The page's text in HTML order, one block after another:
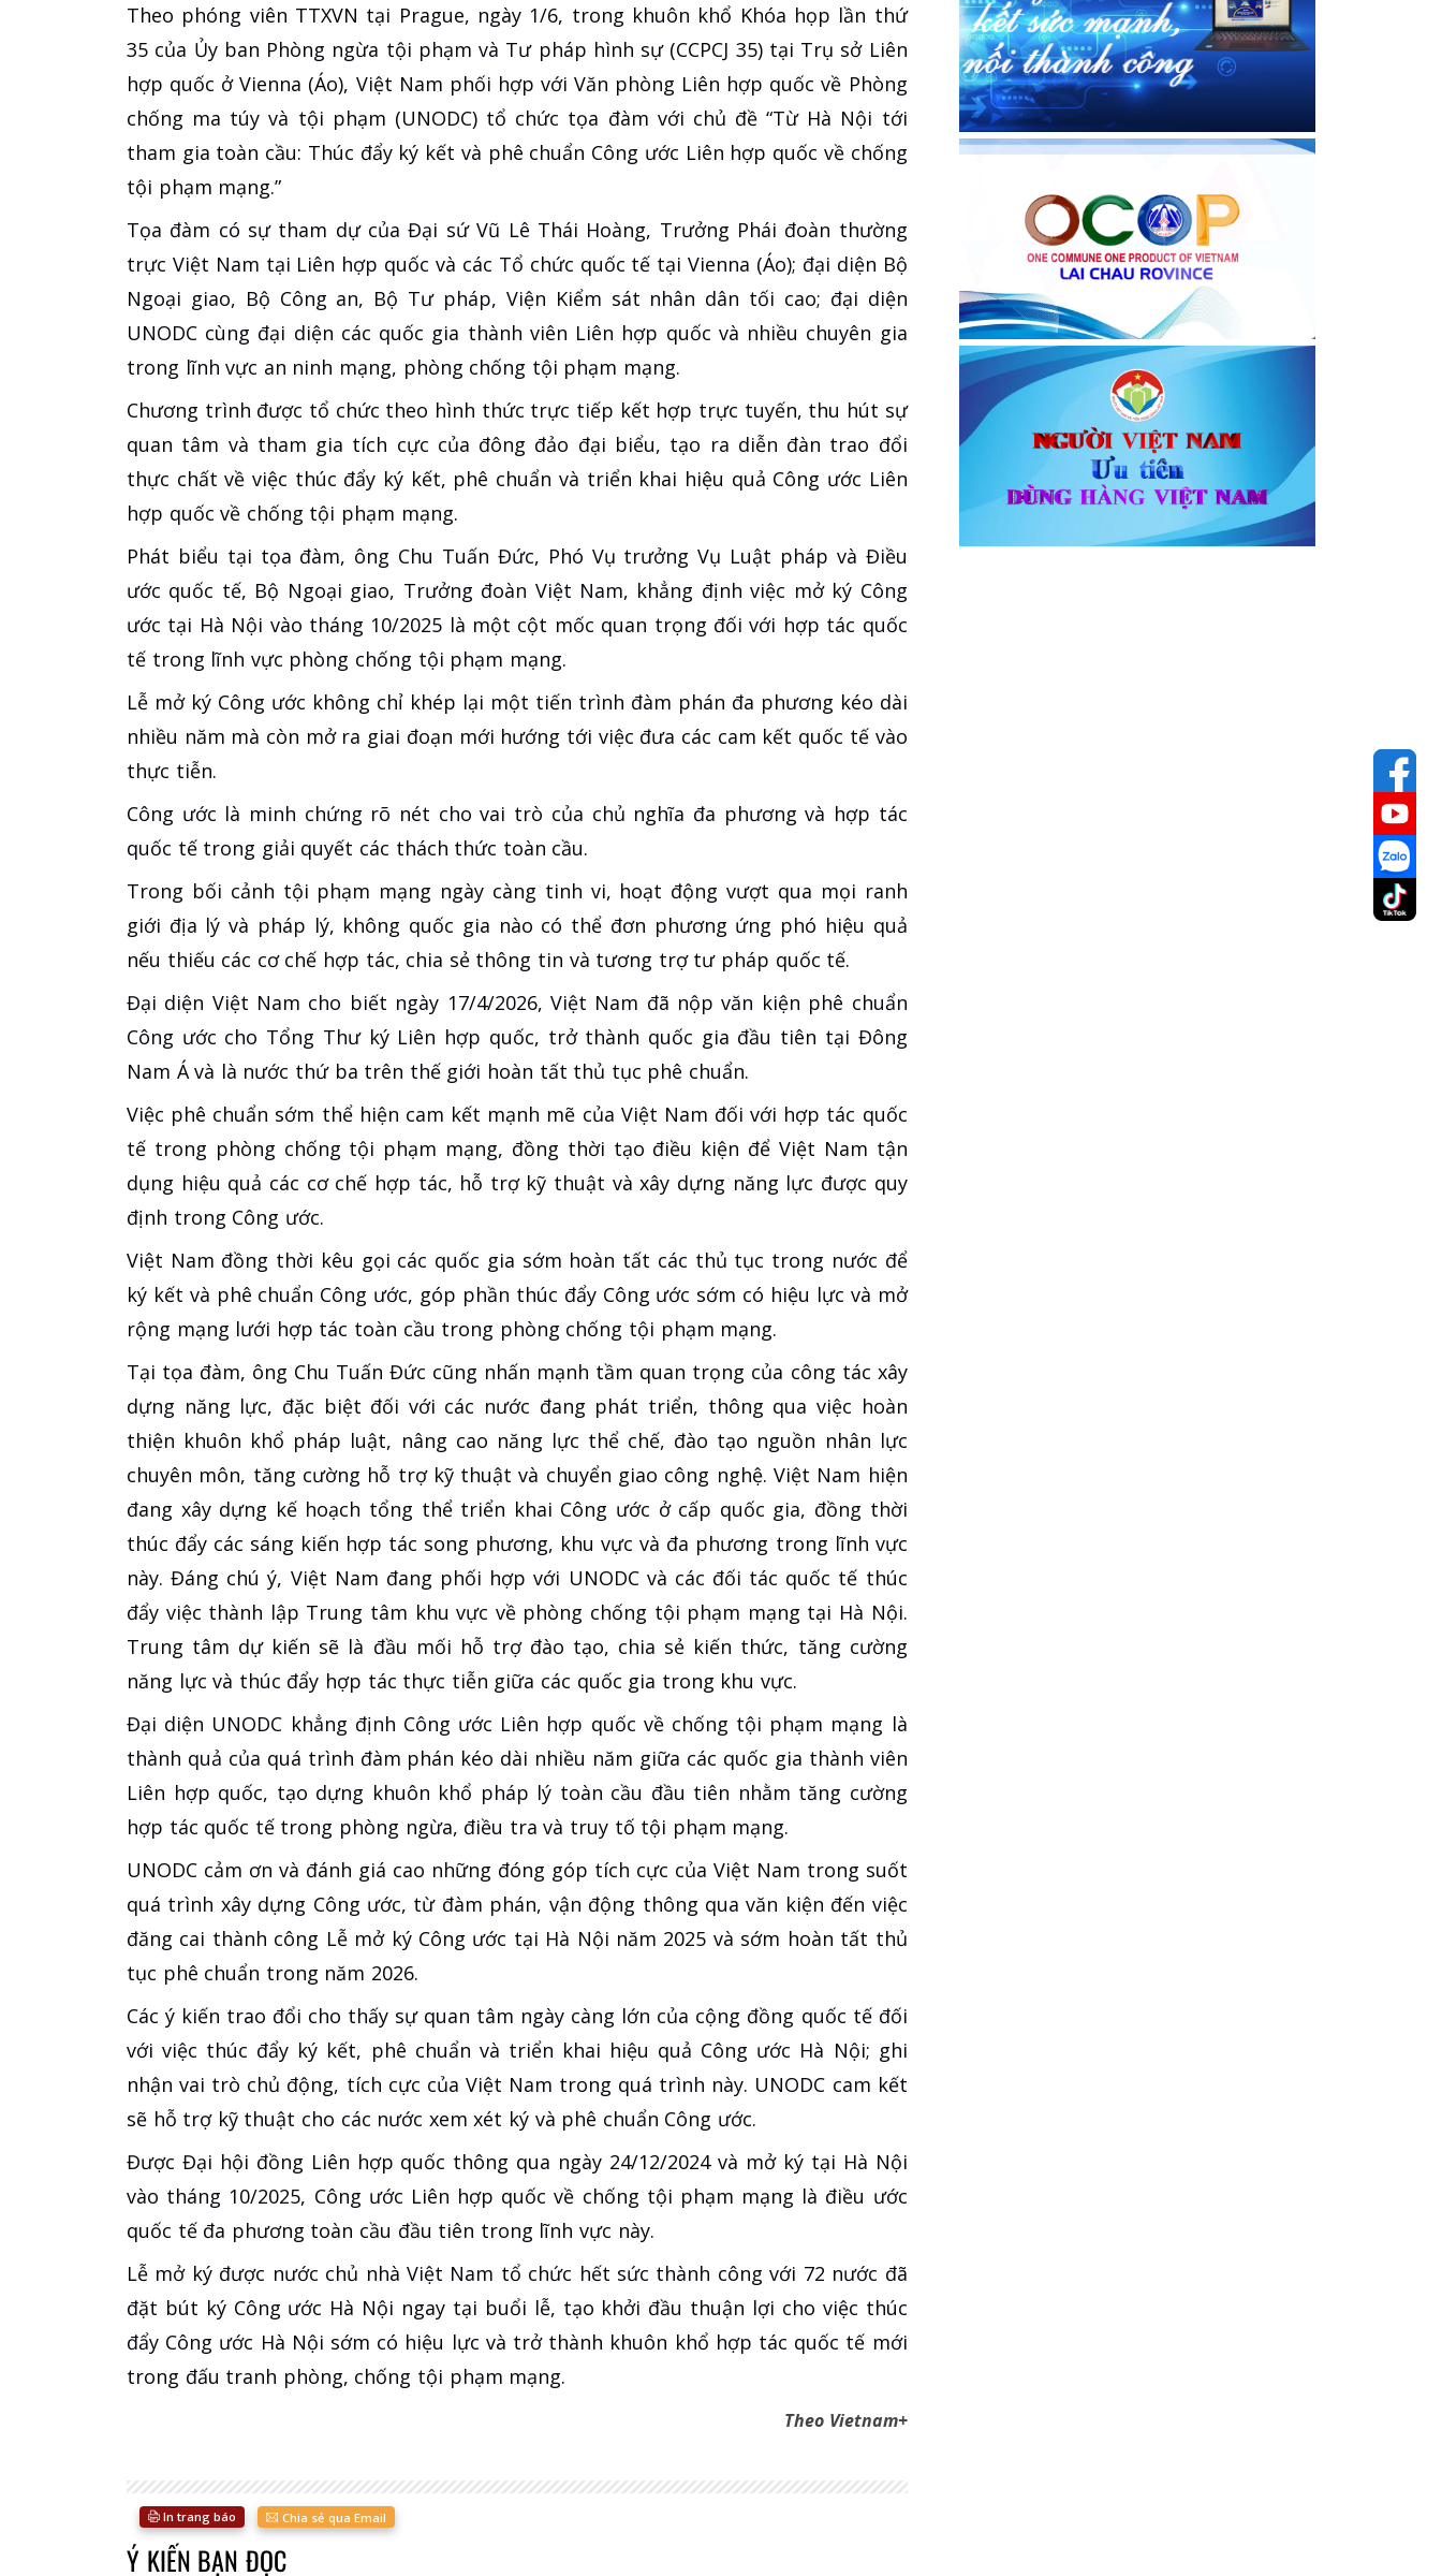
Theo phóng viên TTXVN tại Prague, ngày 1/6, trong khuôn khổ Khóa họp lần thứ
35 của Ủy ban Phòng ngừa tội phạm và Tư pháp hình sự (CCPCJ 35) tại Trụ sở Liên
hợp quốc ở Vienna (Áo), Việt Nam phối hợp với Văn phòng Liên hợp quốc về Phòng
chống ma túy và tội phạm (UNODC) tổ chức tọa đàm với chủ đề “Từ Hà Nội tới
tham gia toàn cầu: Thúc đẩy ký kết và phê chuẩn Công ước Liên hợp quốc về chống
tội phạm mạng.”
Tọa đàm có sự tham dự của Đại sứ Vũ Lê Thái Hoàng, Trưởng Phái đoàn thường
trực Việt Nam tại Liên hợp quốc và các Tổ chức quốc tế tại Vienna (Áo); đại diện Bộ
Ngoại giao, Bộ Công an, Bộ Tư pháp, Viện Kiểm sát nhân dân tối cao; đại diện
UNODC cùng đại diện các quốc gia thành viên Liên hợp quốc và nhiều chuyên gia
trong lĩnh vực an ninh mạng, phòng chống tội phạm mạng.
Chương trình được tổ chức theo hình thức trực tiếp kết hợp trực tuyến, thu hút sự
quan tâm và tham gia tích cực của đông đảo đại biểu, tạo ra diễn đàn trao đổi
thực chất về việc thúc đẩy ký kết, phê chuẩn và triển khai hiệu quả Công ước Liên
hợp quốc về chống tội phạm mạng.
Phát biểu tại tọa đàm, ông Chu Tuấn Đức, Phó Vụ trưởng Vụ Luật pháp và Điều
ước quốc tế, Bộ Ngoại giao, Trưởng đoàn Việt Nam, khẳng định việc mở ký Công
ước tại Hà Nội vào tháng 10/2025 là một cột mốc quan trọng đối với hợp tác quốc
tế trong lĩnh vực phòng chống tội phạm mạng.
Lễ mở ký Công ước không chỉ khép lại một tiến trình đàm phán đa phương kéo dài
nhiều năm mà còn mở ra giai đoạn mới hướng tới việc đưa các cam kết quốc tế vào
thực tiễn.
Công ước là minh chứng rõ nét cho vai trò của chủ nghĩa đa phương và hợp tác
quốc tế trong giải quyết các thách thức toàn cầu.
Trong bối cảnh tội phạm mạng ngày càng tinh vi, hoạt động vượt qua mọi ranh
giới địa lý và pháp lý, không quốc gia nào có thể đơn phương ứng phó hiệu quả
nếu thiếu các cơ chế hợp tác, chia sẻ thông tin và tương trợ tư pháp quốc tế.
Đại diện Việt Nam cho biết ngày 17/4/2026, Việt Nam đã nộp văn kiện phê chuẩn
Công ước cho Tổng Thư ký Liên hợp quốc, trở thành quốc gia đầu tiên tại Đông
Nam Á và là nước thứ ba trên thế giới hoàn tất thủ tục phê chuẩn.
Việc phê chuẩn sớm thể hiện cam kết mạnh mẽ của Việt Nam đối với hợp tác quốc
tế trong phòng chống tội phạm mạng, đồng thời tạo điều kiện để Việt Nam tận
dụng hiệu quả các cơ chế hợp tác, hỗ trợ kỹ thuật và xây dựng năng lực được quy
định trong Công ước.
Việt Nam đồng thời kêu gọi các quốc gia sớm hoàn tất các thủ tục trong nước để
ký kết và phê chuẩn Công ước, góp phần thúc đẩy Công ước sớm có hiệu lực và mở
rộng mạng lưới hợp tác toàn cầu trong phòng chống tội phạm mạng.
Tại tọa đàm, ông Chu Tuấn Đức cũng nhấn mạnh tầm quan trọng của công tác xây
dựng năng lực, đặc biệt đối với các nước đang phát triển, thông qua việc hoàn
thiện khuôn khổ pháp luật, nâng cao năng lực thể chế, đào tạo nguồn nhân lực
chuyên môn, tăng cường hỗ trợ kỹ thuật và chuyển giao công nghệ. Việt Nam hiện
đang xây dựng kế hoạch tổng thể triển khai Công ước ở cấp quốc gia, đồng thời
thúc đẩy các sáng kiến hợp tác song phương, khu vực và đa phương trong lĩnh vực
này. Đáng chú ý, Việt Nam đang phối hợp với UNODC và các đối tác quốc tế thúc
đẩy việc thành lập Trung tâm khu vực về phòng chống tội phạm mạng tại Hà Nội.
Trung tâm dự kiến sẽ là đầu mối hỗ trợ đào tạo, chia sẻ kiến thức, tăng cường
năng lực và thúc đẩy hợp tác thực tiễn giữa các quốc gia trong khu vực.
Đại diện UNODC khẳng định Công ước Liên hợp quốc về chống tội phạm mạng là
thành quả của quá trình đàm phán kéo dài nhiều năm giữa các quốc gia thành viên
Liên hợp quốc, tạo dựng khuôn khổ pháp lý toàn cầu đầu tiên nhằm tăng cường
hợp tác quốc tế trong phòng ngừa, điều tra và truy tố tội phạm mạng.
UNODC cảm ơn và đánh giá cao những đóng góp tích cực của Việt Nam trong suốt
quá trình xây dựng Công ước, từ đàm phán, vận động thông qua văn kiện đến việc
đăng cai thành công Lễ mở ký Công ước tại Hà Nội năm 2025 và sớm hoàn tất thủ
tục phê chuẩn trong năm 2026.
Các ý kiến trao đổi cho thấy sự quan tâm ngày càng lớn của cộng đồng quốc tế đối
với việc thúc đẩy ký kết, phê chuẩn và triển khai hiệu quả Công ước Hà Nội; ghi
nhận vai trò chủ động, tích cực của Việt Nam trong quá trình này. UNODC cam kết
sẽ hỗ trợ kỹ thuật cho các nước xem xét ký và phê chuẩn Công ước.
Được Đại hội đồng Liên hợp quốc thông qua ngày 24/12/2024 và mở ký tại Hà Nội
vào tháng 10/2025, Công ước Liên hợp quốc về chống tội phạm mạng là điều ước
quốc tế đa phương toàn cầu đầu tiên trong lĩnh vực này.
Lễ mở ký được nước chủ nhà Việt Nam tổ chức hết sức thành công với 72 nước đã
đặt bút ký Công ước Hà Nội ngay tại buổi lễ, tạo khởi đầu thuận lợi cho việc thúc
đẩy Công ước Hà Nội sớm có hiệu lực và trở thành khuôn khổ hợp tác quốc tế mới
trong đấu tranh phòng, chống tội phạm mạng.
Theo Vietnam+
In trang báo Chia sẻ qua Email
Ý KIẾN BẠN ĐỌC